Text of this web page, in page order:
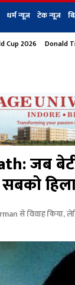
धर्म न्यूज़ टेक न्यूज़
IBC24 Originals
Cup 2026 Donald
जब
से विवाह किया,